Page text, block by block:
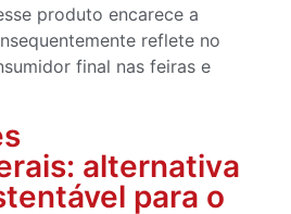
produto encarece a
reflete no
final nas feiras e
alternativa
para o